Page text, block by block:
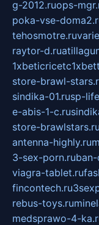
g-2012.ruops-
poka-vse-
tehosmotre.ru
raytor-d.ru
store-brawl-
sindika-01.rusp-
e-abis-1-c.ru
store-brawlstars.ru
antenna-highly.ru
3-sex-porn.ru
viagra-tablet.ru
fincontech.ru
rebus-toys.ru
medsprawo-4-